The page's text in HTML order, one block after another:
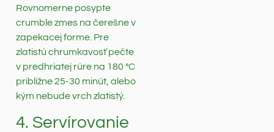
Rovnomerne posypte
crumble zmes na čerešne v
zapekacej forme. Pre
zlatistú chrumkavosť pečte
v predhriatej rúre na 180 °C
približne 25-30 minút, alebo
kým nebude vrch zlatistý.
4. Servírovanie